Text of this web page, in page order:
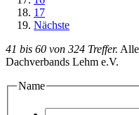
17
Nächste
41 bis 60 von 324 Treffer.
Dachverbands Lehm e.V.
Name